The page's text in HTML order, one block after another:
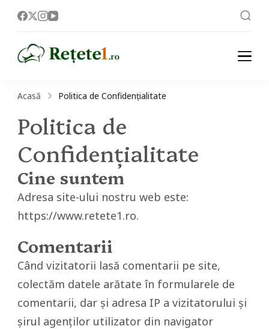
Acasă Politica de Confidențialitate
Politica de
Confidențialitate
Cine suntem
Adresa site-ului nostru web este:
https://www.retete1.ro.
Comentarii
Când vizitatorii lasă comentarii pe site,
colectăm datele arătate în formularele de
comentarii, dar și adresa IP a vizitatorului și
șirul agenților utilizator din navigator